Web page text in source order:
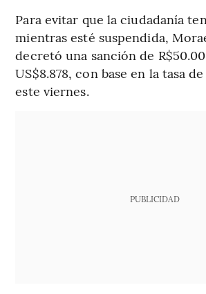
Para evitar que la ciudadanía
mientras esté suspendida,
decretó una sanción de
US$8.878, con base en la tasa
este viernes.
PUBLICIDAD